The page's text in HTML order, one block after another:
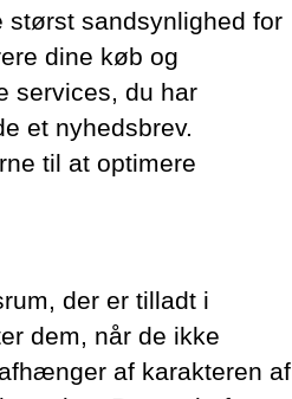
størst sandsynlighed for
dine køb og
services, du har
et nyhedsbrev.
til at optimere
der er tilladt i
dem, når de ikke
af karakteren af